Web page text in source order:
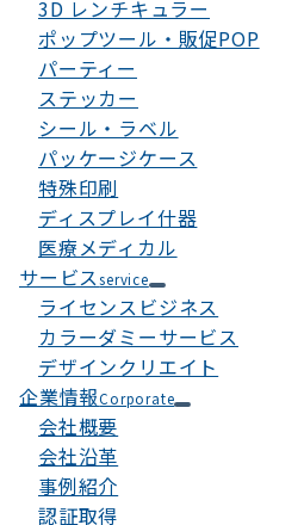
3D レンチキュラー
ポップツール・販促POP
パーティー
ステッカー
シール・ラベル
パッケージケース
特殊印刷
ディスプレイ什器
医療メディカル
サービスservice
ライセンスビジネス
カラーダミーサービス
デザインクリエイト
企業情報Corporate
会社概要
会社沿革
事例紹介
認証取得